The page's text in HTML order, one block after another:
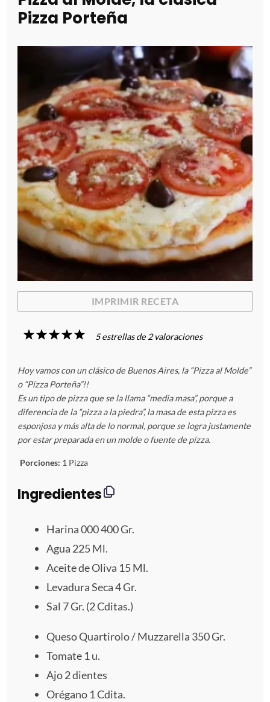
Pizza Porteña
IMPRIMIR RECETA
5
s
t
r
e
l
a
s
4
s
t
r
e
l
a
s
3
s
t
r
e
l
a
s
2
s
t
r
e
l
a
s
1
s
t
r
e
l
a
5estrellas de 2valoraciones
Hoy vamos con un clásico de Buenos Aires, la “Pizza al Molde”
o “Pizza Porteña”!!
Es un tipo de pizza que se la llama “media masa”, porque a
diferencia de la “pizza a la piedra”, la masa de esta pizza es
esponjosa y más alta de lo normal, porque se logra justamente
por estar preparada en un molde o fuente de pizza.
Porciones: 1 Pizza
Ingredientes
Harina000400 Gr.
Agua 225Ml.
Aceite de Oliva 15 Ml.
Levadura Seca4Gr.
Sal 7Gr. (2Cditas.)
Queso Quartirolo / Muzzarella 350 Gr.
Tomate 1 u.
Ajo2dientes
Orégano 1 Cdita.